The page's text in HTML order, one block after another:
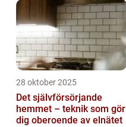
28 oktober 2025
Det självförsörjande
hemmet – teknik som gör
dig oberoende av elnätet